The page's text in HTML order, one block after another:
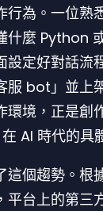
行為。一位熟
什麼 Python
設定好對話流
服 bot」並上
環境，正是
AI 時代的具
這個趨勢。根
平台上的第三